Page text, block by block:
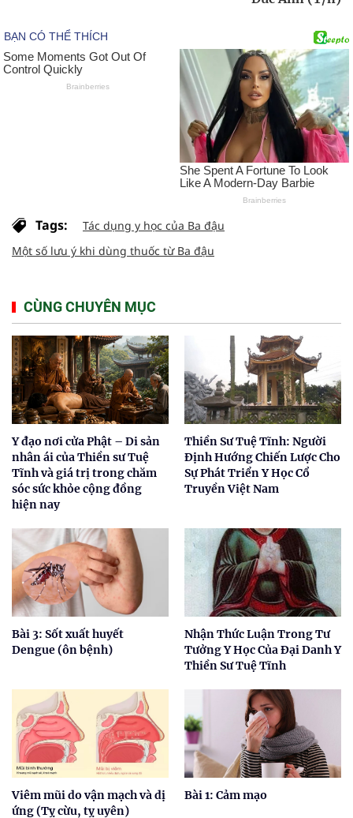
Tags:
Tác dụng y học của Ba đậu
Một số lưu ý khi dùng thuốc từ Ba đậu
CÙNG CHUYÊN MỤC
Y đạo nơi cửa Phật – Di sản
nhân ái của Thiền sư Tuệ
Tĩnh và giá trị trong chăm
sóc sức khỏe cộng đồng
hiện nay
Thiền Sư Tuệ Tĩnh: Người
Định Hướng Chiến Lược Cho
Sự Phát Triển Y Học Cổ
Truyền Việt Nam
Bài 3: Sốt xuất huyết
Dengue (ôn bệnh)
Nhận Thức Luận Trong Tư
Tưởng Y Học Của Đại Danh Y
Thiền Sư Tuệ Tĩnh
Viêm mũi do vận mạch và dị
ứng (Tỵ cừu, tỵ uyên)
Bài 1: Cảm mạo